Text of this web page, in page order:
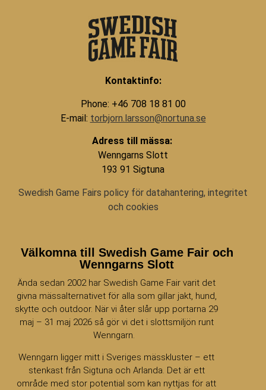
Kontaktinfo:
Phone: +46 708 18 81 00
E-mail: torbjorn.larsson@nortuna.se
Adress till mässa:
Wenngarns Slott
193 91 Sigtuna
Swedish Game Fairs policy för datahantering, integritet
och cookies
Välkomna till Swedish Game Fair och
Wenngarns Slott
Ända sedan 2002 har Swedish Game Fair varit det
givna mässalternativet för alla som gillar jakt, hund,
skytte och outdoor. När vi åter slår upp portarna 29
maj – 31 maj 2026 så gör vi det i slottsmiljön runt
Wenngarn.
Wenngarn ligger mitt i Sveriges mässkluster – ett
stenkast från Sigtuna och Arlanda. Det är ett
område med stor potential som kan nyttjas för att